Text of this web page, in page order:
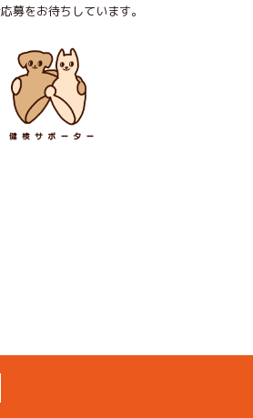
募をお待ちしています。